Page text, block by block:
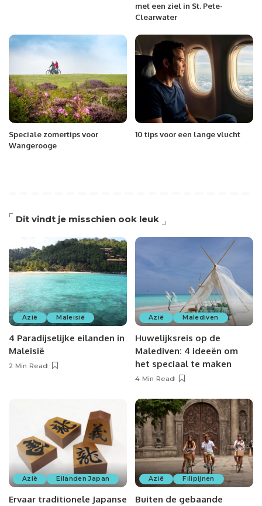
met een ziel in St. Pete-
Clearwater
Speciale zomertips voor
Wangerooge
10 tips voor een lange vlucht
Dit vindt je misschien ook leuk
Azië Maleisië
4 Paradijselijke eilanden in
Maleisië
2 Min Read
Azië Malediven
Huwelijksreis op de
Malediven: 4 ideeën om
het speciaal te maken
4 Min Read
Azië Eilanden Japan
Ervaar traditionele Japanse
Azië Filipijnen
Buiten de gebaande